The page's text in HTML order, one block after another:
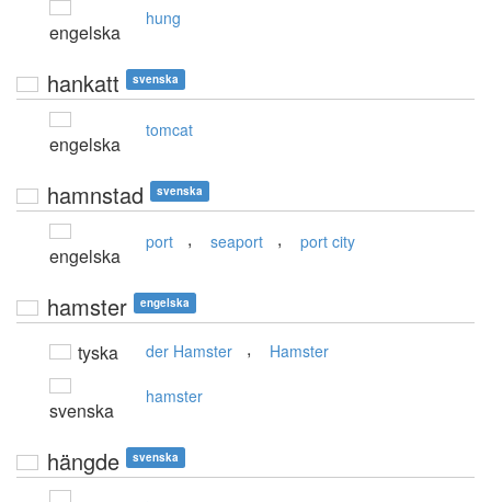
engelska
hung
hankatt svenska
engelska
tomcat
hamnstad svenska
engelska
port , seaport , port city
hamster engelska
tyska der Hamster , Hamster
svenska
hamster
hängde svenska